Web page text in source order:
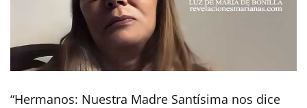
“Hermanos: Nuestra Madre Santísima nos dice